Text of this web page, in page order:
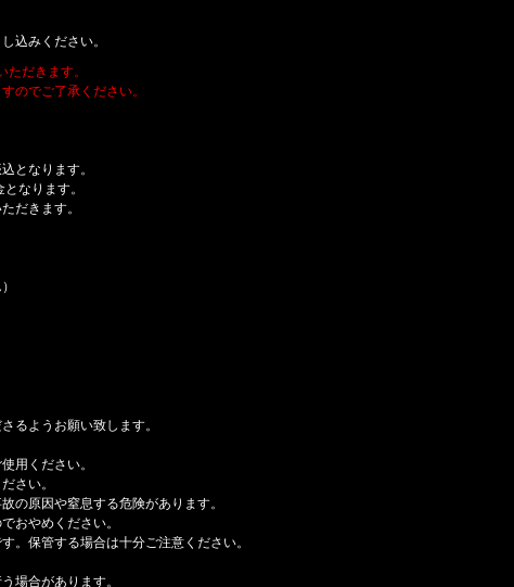
込みください。
だきます。
のでご了承ください。
となります。
なります。
だきます。
るようお願い致します。
用ください。
さい。
の原因や窒息する危険があります。
おやめください。
。保管する場合は十分ご注意ください。
場合があります。